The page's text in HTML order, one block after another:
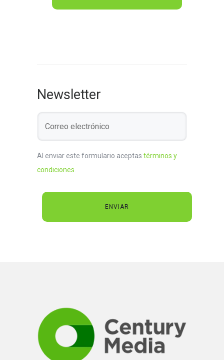
Newsletter
Al enviar este formulario aceptas términos y
condiciones